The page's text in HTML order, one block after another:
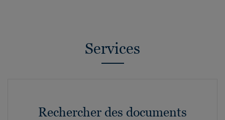
Services
Rechercher des documents